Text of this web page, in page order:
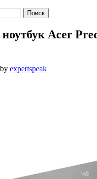
Acer
by expertspeak